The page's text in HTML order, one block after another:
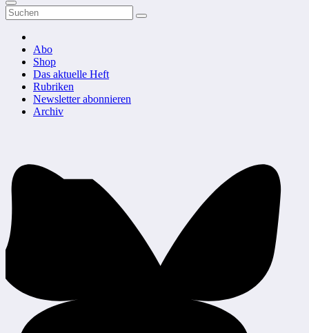
Abo
Shop
Das aktuelle Heft
Rubriken
Newsletter abonnieren
Archiv